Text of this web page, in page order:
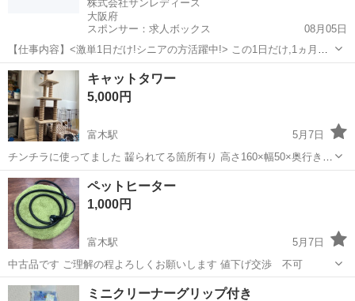
株式会社サンレディース
大阪府
スポンサー：求人ボックス
08月05日
【仕事内容】<激単1日だけ!シニアの方活躍中!> この1日だけ,1ヵ月間
だけ,4時間だけなど あなた優先で自由に決めれます! シニア・60代・
70代の方を 積極的に採用中 たくさんご活躍いただいてます こんなお
仕事をお願いします!...
アルバイト・パート
キャットタワー
5,000円
富木駅
5月7日
チンチラに使ってました 齧られてる箇所有り 高さ160×幅50×奥行き
60(約) 掃除(コロコロ)、ドクターエコで拭き取りはしてます 中古品で
すので、ご理解の程よろしくお願いします
大阪 堺市 富木駅 その他
ペットヒーター
1,000円
富木駅
5月7日
中古品です ご理解の程よろしくお願いします 値下げ交渉 不可
大阪 堺市 富木駅 その他 ヒーター
ミニクリーナーグリップ付き